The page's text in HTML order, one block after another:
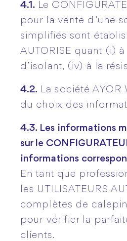
4.1. Le
pour la vente d’une
simplifiés sont établis
AUTORISE quant (i)
d’isolant, (iv) à la
4.2. La société AYOR
du choix des
4.3. Les informations
sur le
informations
En tant que
les UTILISATEURS
complètes de
pour vérifier la
clients.